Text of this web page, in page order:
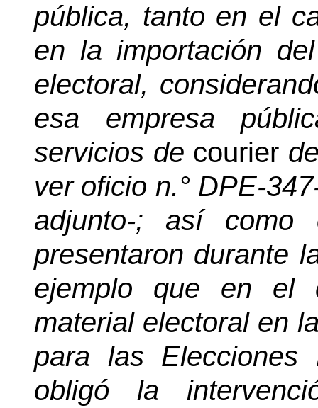
pública, tanto en el
en la importación
electoral,
esa empresa
servicios de courier
ver oficio n.° DPE-
adjunto-; así como
presentaron durante
ejemplo que en el
material electoral en
para las Elecciones
obligó la